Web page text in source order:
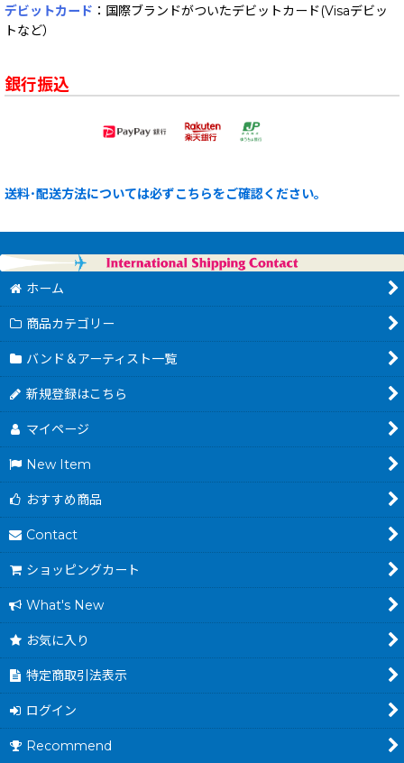
デビットカード ：国際ブランドがついたデビットカード(Visaデビッ
トなど）
銀行振込
送料･配送方法については必ずこちらをご確認ください。
ホーム
商品カテゴリー
バンド＆アーティスト一覧
新規登録はこちら
マイページ
New Item
おすすめ商品
Contact
ショッピングカート
What's New
お気に入り
特定商取引法表示
ログイン
Recommend